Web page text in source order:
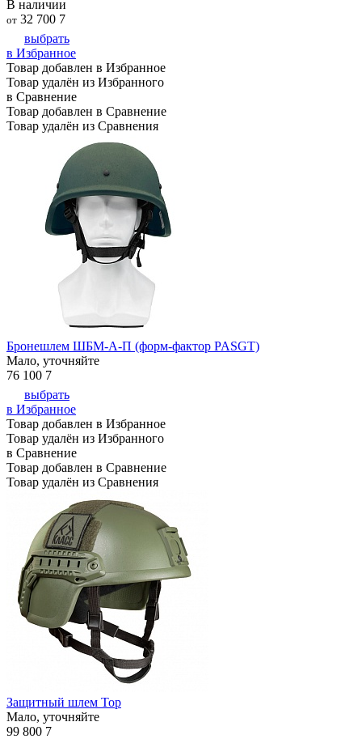
В наличии
от 32 700 7
выбрать
в Избранное
Товар добавлен в Избранное
Товар удалён из Избранного
в Сравнение
Товар добавлен в Сравнение
Товар удалён из Сравнения
Бронешлем ШБМ-А-П (форм-фактор PASGT)
Мало, уточняйте
76 100 7
выбрать
в Избранное
Товар добавлен в Избранное
Товар удалён из Избранного
в Сравнение
Товар добавлен в Сравнение
Товар удалён из Сравнения
Защитный шлем Тор
Мало, уточняйте
99 800 7